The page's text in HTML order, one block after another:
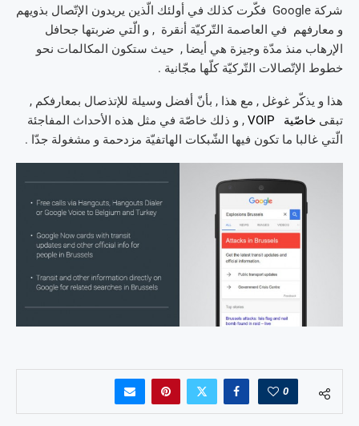
شركة Google فكّرت كذلك في أولئك الّذين يريدون الإتّصال بذويهم
و معارفهم في العاصمة التّركيّة أنقرة , و الّتي ضربتها جحافل
الإرهاب منذ مدّة وجيزة هي أيضا , حيث ستكون المكالمات نحو
خطوط الإتّصالات التّركيّة كلّها مجّانية .
هذا و يذكّر غوغل , مع هذا , بأنّ أفضل وسيلة للإتذصال بمعارفكم ,
تبقى خاصّية VOIP
, و ذلك خاصّة في مثل هذه الأحداث المفاجئة
الّتي غالبا ما تكون فيها الشّبكات الهاتفيّة مزدحمة و مشغولة جدّا .
0